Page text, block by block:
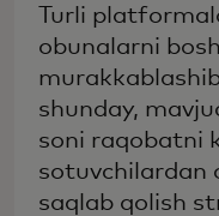
Turli
obunalarni
shunday,
soni raqobatni
sotuvchilardan
saqlab qolish